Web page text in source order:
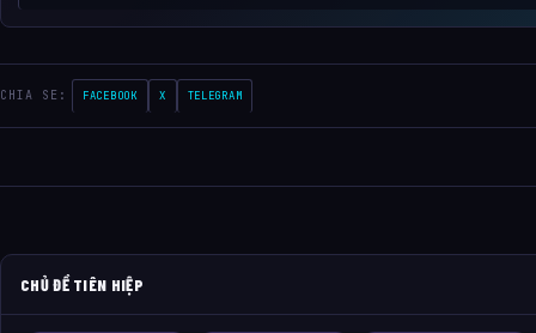
CHIA SE: FACEBOOK X TELEGRAM
CHỦ ĐỀ TIÊN HIỆP